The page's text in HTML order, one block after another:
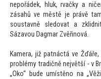
nepořádek, hluk, rvačky a
zásahů ve městě je právě
soustavně sledovat a
Sázavou Dagmar Zvěřinová.
Kamera, již patnáctá ve
problémy tradičně největší - v
„Oko“ bude umístěno na